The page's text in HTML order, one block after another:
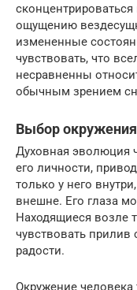
ощущению
измененные
чувствовать, что
несравненны
обычным зрением
Выбор окружения
Духовная эволюция
его личности,
только у него
внешне. Его глаза
Находящиеся возле
чувствовать прилив
радости.
Окружение